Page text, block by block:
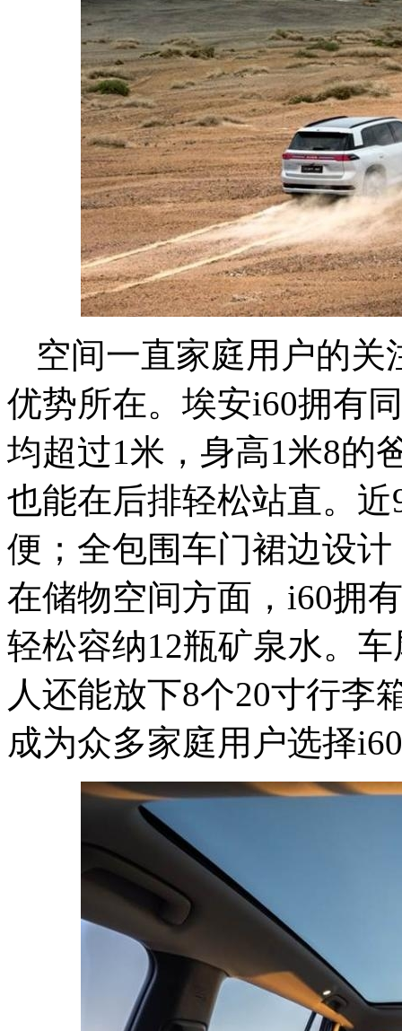
空间一直家庭用户的
优势所在。埃安i60拥有
均超过1米，身高1米8的
也能在后排轻松站直。
便；全包围车门裙边设
在储物空间方面，i60拥
轻松容纳12瓶矿泉水。
人还能放下8个20寸行李
成为众多家庭用户选择